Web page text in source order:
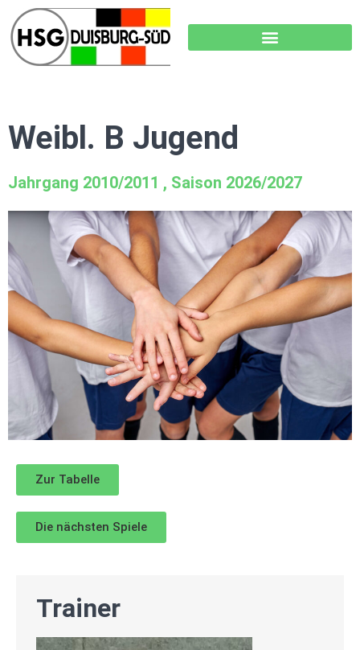
Weibl. B Jugend
Jahrgang 2010/2011 , Saison 2026/2027
Zur Tabelle
Die nächsten Spiele
Trainer